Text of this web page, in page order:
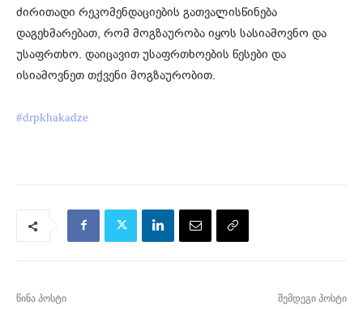
ძირითადი რეკომენდაციების გათვალისწინება
დაგეხმარებათ, რომ მოგზაურობა იყოს სასიამოვნო და
უსაფრთხო. დაიცავით უსაფრთხოების წესები და
ისიამოვნეთ თქვენი მოგზაურობით.
#drpkhakadze
წინა პოსტი შემდეგი პოსტი